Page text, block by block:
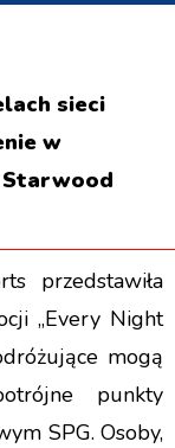
sieci
w
przedstawiła
„Every Night
mogą
punkty
SPG. Osoby,